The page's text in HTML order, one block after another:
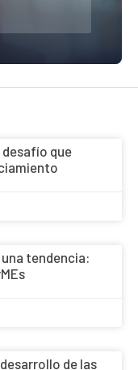
desafío que
tendencia:
de las